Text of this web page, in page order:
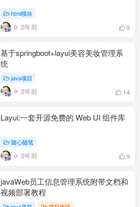
html模块
2年前 9
基于springboot+layui美容美妆管理系
统
java项目
3年前 14
Layui:一套开源免费的 Web UI 组件库
随心随笔
3年前 9
javaWeb员工信息管理系统附带文档和
视频部署教程